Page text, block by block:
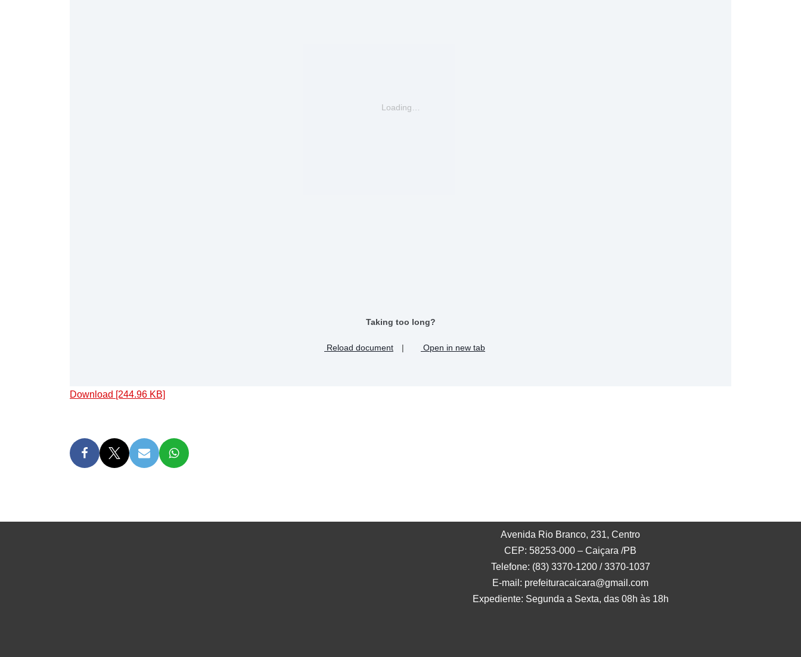
Loading…
Taking too long?
Reload document | Open in new tab
Download [244.96 KB]
Avenida Rio Branco, 231, Centro
CEP: 58253-000 – Caiçara /PB
Telefone: (83) 3370-1200 / 3370-1037
E-mail: prefeituracaicara@gmail.com
Expediente: Segunda a Sexta, das 08h às 18h